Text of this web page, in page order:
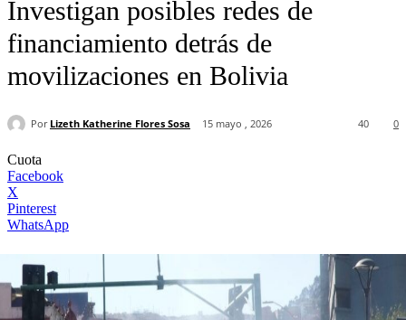
Investigan posibles redes de
financiamiento detrás de
movilizaciones en Bolivia
Por Lizeth Katherine Flores Sosa 15 mayo , 2026 0
40
Cuota
Facebook
X
Pinterest
WhatsApp